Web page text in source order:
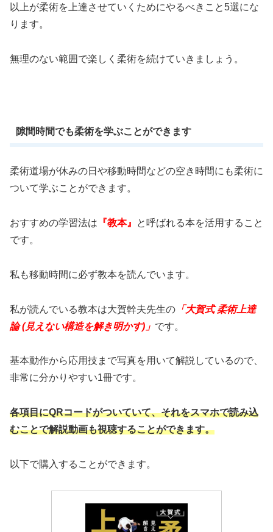
以上が柔術を上達させていくためにやるべきこと5選にな
ります。
無理のない範囲で楽しく柔術を続けていきましょう。
隙間時間でも柔術を学ぶことができます
柔術道場が休みの日や移動時間などの空き時間にも柔術に
ついて学ぶことができます。
おすすめの学習法は 『教本』
と呼ばれる本を活用すること
です。
私も移動時間に必ず教本を読んでいます。
私が読んでいる教本は大賀幹夫先生の 「大賀式 柔術上達
論 (見えない構造を解き明かす)」 です。
基本動作から応用技まで写真を用いて解説しているので、
非常に分かりやすい1冊です。
各項目にQRコードがついていて、それをスマホで読み込
むことで解説動画も視聴することができます。
以下で購入することができます。